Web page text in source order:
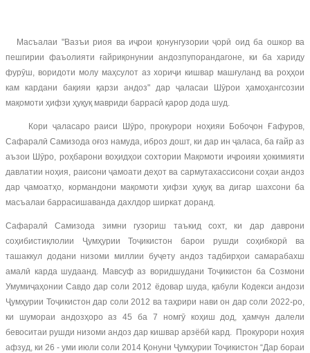
Масъалаи "Вазъи риоя ва иҷрои қонунгузории ҷорӣ оид ба ошкор ва
пешгирии фаъолияти ғайриқонунии андозпупорандагоне, ки ба хариду
фурӯш, воридоти молу маҳсулот аз хориҷи кишвар машғуланд ва роҳҳои
кам кардани бақияи қарзи андоз" дар ҷаласаи Шӯрои ҳамоҳангсозии
мақомоти ҳифзи ҳуқуқ мавриди баррасӣ қарор дода шуд.
Кори ҷаласаро раиси Шӯро, прокурори ноҳияи Бобоҷон Ғафуров,
Сафаралӣ Самизода оғоз намуда, иброз дошт, ки дар ин ҷаласа, ба ғайр аз
аъзои Шӯро, роҳбарони воҳидҳои сохтории Мақомоти иҷроияи ҳокимияти
давлатии ноҳия, раисони ҷамоати деҳот ва сармутахассисони соҳаи андоз
дар ҷамоатҳо, кормандони мақомоти ҳифзи ҳуқуқ ва дигар шахсони ба
масъалаи баррасишаванда дахлдор ширкат доранд.
Сафаралӣ Самизода зимни гузориш таъкид сохт, ки дар даврони
соҳибистиқлолии Ҷумҳурии Тоҷикистон барои рушди соҳибкорӣ ва
ташаккул додани низоми миллии буҷету андоз тадбирҳои самарабахш
амалӣ карда шудаанд. Мавсуф аз воридшудани Тоҷикистон ба Созмони
Умумиҷаҳонии Савдо дар соли 2012 ёдовар шуда, қабули Кодекси андози
Ҷумҳурии Тоҷикистон дар соли 2012 ва таҳрири нави он дар соли 2022-ро,
ки шумораи андозҳоро аз 45 ба 7 номгӯ коҳиш дод, ҳамчун далели
бевоситаи рушди низоми андоз дар кишвар арзёбӣ кард. Прокурори ноҳия
афзуд, ки 26 - уми июли соли 2014 Қонуни Ҷумҳурии Тоҷикистон “Дар бораи